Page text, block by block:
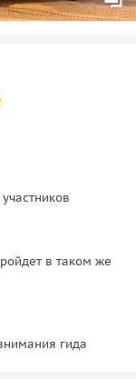
в таком же
гида